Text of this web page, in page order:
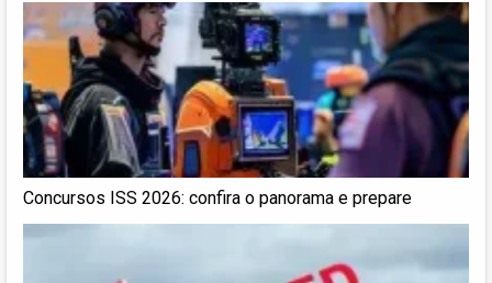
Concursos ISS 2026: confira o panorama e prepare